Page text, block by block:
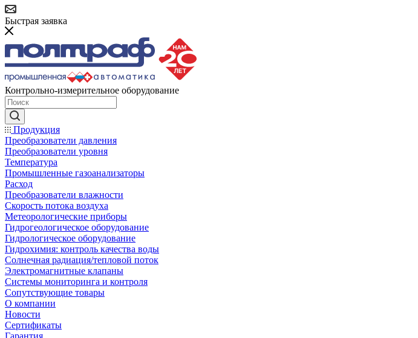
Быстрая заявка
Контрольно-измерительное оборудование
Продукция
Преобразователи давления
Преобразователи уровня
Температура
Промышленные газоанализаторы
Расход
Преобразователи влажности
Скорость потока воздуха
Метеорологические приборы
Гидрогеологическое оборудование
Гидрологическое оборудование
Гидрохимия: контроль качества воды
Солнечная радиация/тепловой поток
Электромагнитные клапаны
Системы мониторинга и контроля
Сопутствующие товары
О компании
Новости
Сертификаты
Гарантия